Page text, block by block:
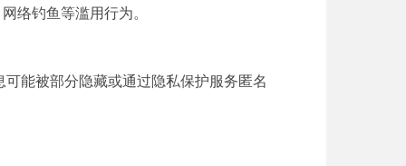
络钓鱼等滥用行为。
能被部分隐藏或通过隐私保护服务匿名